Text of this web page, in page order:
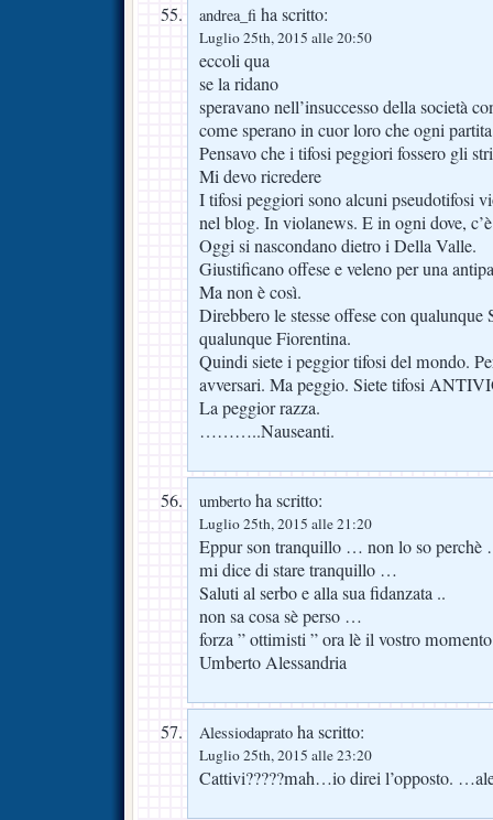
andrea_fi ha scritto:
Luglio 25th, 2015 alle 20:50
eccoli qua
se la ridano
speravano nell’insuccesso della società
come sperano in cuor loro che ogni
Pensavo che i tifosi peggiori fossero gli
Mi devo ricredere
I tifosi peggiori sono alcuni pseudotifosi
nel blog. In violanews. E in ogni dove,
Oggi si nascondano dietro i Della Valle.
Giustificano offese e veleno per una
Ma non è così.
Direbbero le stesse offese con
qualunque Fiorentina.
Quindi siete i peggior tifosi del mondo.
avversari. Ma peggio. Siete tifosi
La peggior razza.
………..Nauseanti.
umberto ha scritto:
Luglio 25th, 2015 alle 21:20
Eppur son tranquillo … non lo so perchè
mi dice di stare tranquillo …
Saluti al serbo e alla sua fidanzata ..
non sa cosa sè perso …
forza ” ottimisti ” ora lè il vostro
Umberto Alessandria
Alessiodaprato ha scritto:
Luglio 25th, 2015 alle 23:20
Cattivi?????mah…io direi l’opposto.